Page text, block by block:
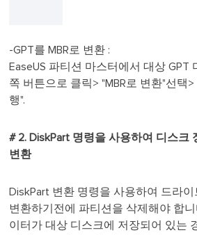
-GPT를 MBR로 변환 :
EaseUS 파티션 마스터에서 대상 GPT
쪽 버튼으로 클릭> "MBR로 변환"선택
행".
# 2. DiskPart 명령을 사용하여 디스크
변환
DiskPart 변환 명령을 사용하여 드라이
변환하기전에 파티션을 삭제해야 합니
이터가 대상 디스크에 저장되어 있는